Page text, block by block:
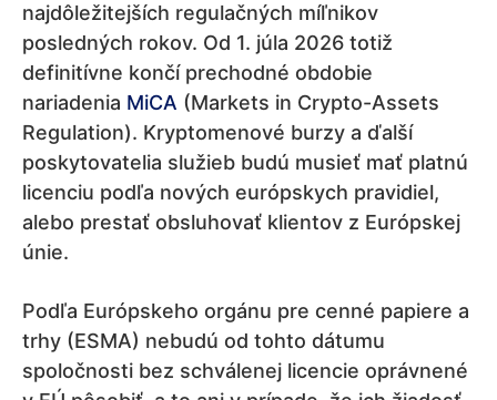
najdôležitejších regulačných míľnikov
posledných rokov. Od 1. júla 2026 totiž
definitívne končí prechodné obdobie
nariadenia MiCA (Markets in Crypto-Assets
Regulation). Kryptomenové burzy a ďalší
poskytovatelia služieb budú musieť mať platnú
licenciu podľa nových európskych pravidiel,
alebo prestať obsluhovať klientov z Európskej
únie.
Podľa Európskeho orgánu pre cenné papiere a
trhy (ESMA) nebudú od tohto dátumu
spoločnosti bez schválenej licencie oprávnené